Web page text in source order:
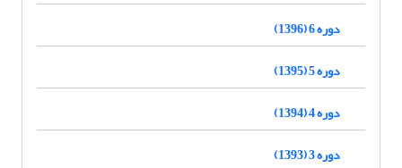
دوره 6 (1396)
دوره 5 (1395)
دوره 4 (1394)
دوره 3 (1393)